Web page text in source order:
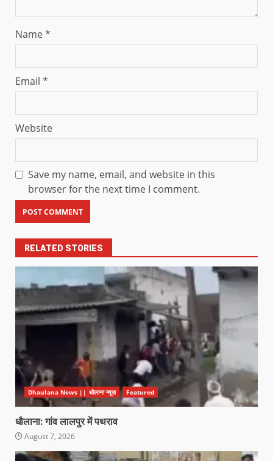
Name*
Email *
Website
Save my name, email, and website in this
browser for the next time I comment.
RELATED STORIES
Dhaulana News || धौलाना न्यूज़ Featured
धौलाना: गांव लालपुर में पथराव
August 7, 2026